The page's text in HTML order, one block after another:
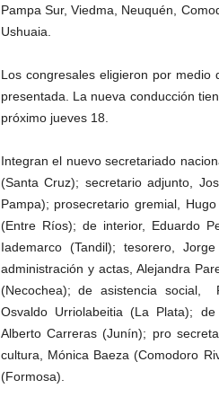
Pampa Sur, Viedma, Neuquén,
Ushuaia.
Los congresales eligieron por
presentada. La nueva conducción
próximo jueves 18.
Integran el nuevo secretariado
(Santa Cruz); secretario adjunto,
Pampa); prosecretario gremial,
(Entre Ríos); de interior, Eduardo
Iademarco (Tandil); tesorero,
administración y actas, Alejandra
(Necochea); de asistencia social,
Osvaldo Urriolabeitia (La Plata);
Alberto Carreras (Junín); pro
cultura, Mónica Baeza (Comodoro
(Formosa).